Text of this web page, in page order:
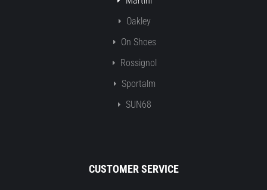
Oakley
On Shoes
Rossignol
Sportalm
SUN68
CUSTOMER SERVICE